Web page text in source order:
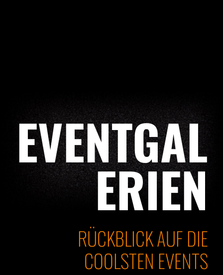
EVENTGAL
ERIEN
RÜCKBLICK AUF DIE
COOLSTEN EVENTS